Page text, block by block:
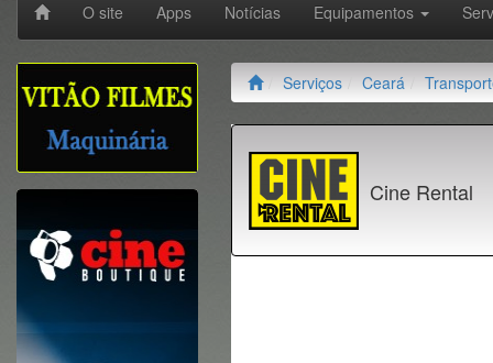
O site Apps Notícias Equipamentos
Serviços Ceará
Cine Rental